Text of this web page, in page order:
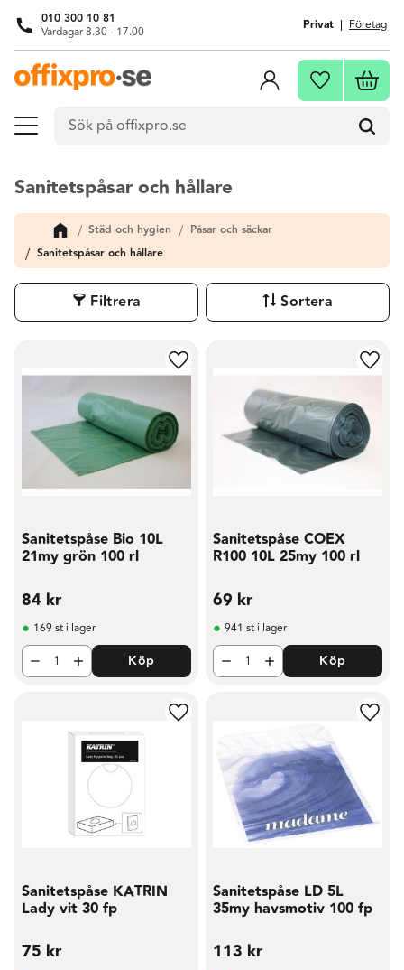
Meny
010 300 10 81
Vardagar 8.30 - 17.00 Privat Företag
Favoriter
Sanitetspåsar och hållare
Städ och hygien
Påsar och säckar
Sanitetspåsar och hållare
Filtrera Sortera
Sanitetspåse Bio 10L
21my grön 100 rl
84 kr
Lägg till i favoriter
169 st i lager
Köp
Sanitetspåse COEX
R100 10L 25my 100 rl
69 kr
941 st i lager
Köp
Sanitetspåse KATRIN
Lady vit 30 fp
75 kr
Lägg till i favoriter
Sanitetspåse LD 5L
35my havsmotiv 100 fp
113 kr